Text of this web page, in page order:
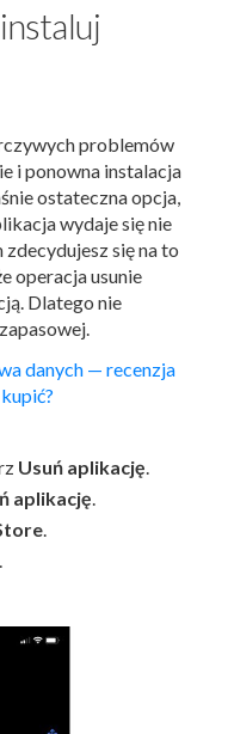
problemów
i ponowna instalacja
ostateczna opcja,
wydaje się nie
zdecydujesz się na to
operacja usunie
Dlatego nie
danych — recenzja
Usuń aplikację.
aplikację.
.